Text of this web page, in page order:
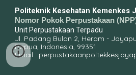
Politeknik Kesehatan Kemenkes
Nomor Pokok Perpustakaan
Unit Perpustakaan Terpadu
Jl. Padang Bulan 2, Heram -
Papua, Indonesia, 99351
Email :